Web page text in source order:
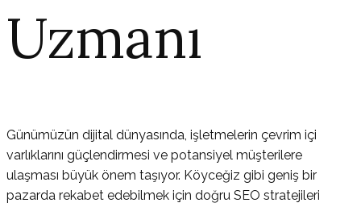
Uzmanı
Günümüzün dijital dünyasında, işletmelerin çevrim içi
varlıklarını güçlendirmesi ve potansiyel müşterilere
ulaşması büyük önem taşıyor. Köyceğiz gibi geniş bir
pazarda rekabet edebilmek için doğru SEO stratejileri